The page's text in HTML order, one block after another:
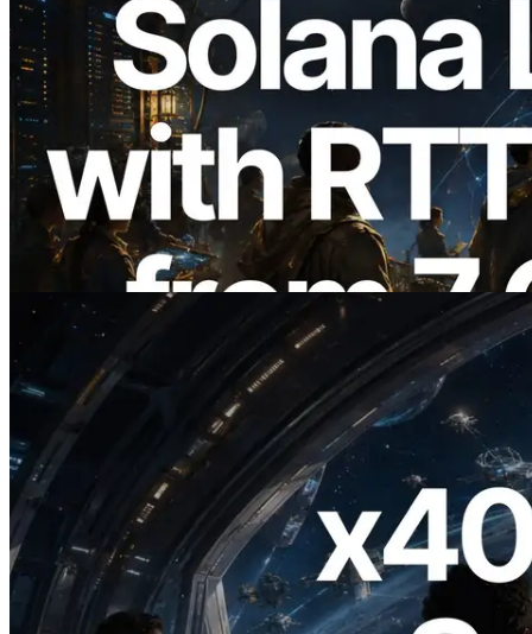
2026.08.05
ERPC Breidt Solana Leader Slot API Uit
met Pingmeting vanuit 7 Wereldwijde
Regio’s — Validators Information API
Ook Gelanceerd
2026.07.04
ERPC Lanceert x402-Enabled Solana